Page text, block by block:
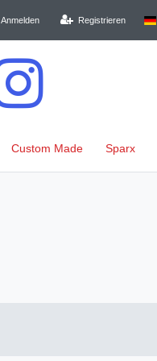
Anmelden Registrieren
Custom Made Sparx